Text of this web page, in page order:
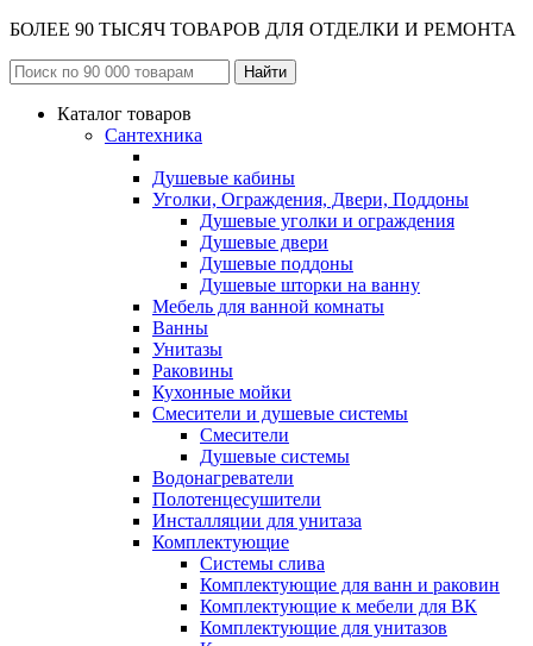
БОЛЕЕ 90 ТЫСЯЧ ТОВАРОВ ДЛЯ ОТДЕЛКИ И РЕМОНТА
Каталог товаров
Сантехника
Душевые кабины
Уголки, Ограждения, Двери, Поддоны
Душевые уголки и ограждения
Душевые двери
Душевые поддоны
Душевые шторки на ванну
Мебель для ванной комнаты
Ванны
Унитазы
Раковины
Кухонные мойки
Смесители и душевые системы
Смесители
Душевые системы
Водонагреватели
Полотенцесушители
Инсталляции для унитаза
Комплектующие
Системы слива
Комплектующие для ванн и раковин
Комплектующие к мебели для ВК
Комплектующие для унитазов